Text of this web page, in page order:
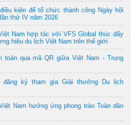
kiện để tổ chức thành công Ngày hội
thứ IV năm 2026
Nam hợp tác với VFS Global thúc đẩy
hiệu du lịch Việt Nam trên thế giới
toán qua mã QR giữa Việt Nam - Trung
đăng ký tham gia Giải thưởng Du lịch
Nam hưởng ứng phong trào Toàn dân